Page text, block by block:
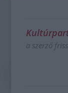
a szerző